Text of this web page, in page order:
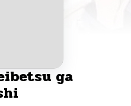
ga